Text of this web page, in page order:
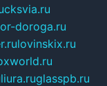
doroga.ru
lovinskix.ru
liura.ruglasspb.ru